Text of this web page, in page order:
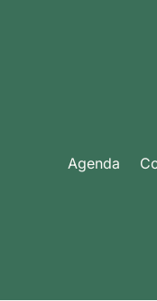
Agenda